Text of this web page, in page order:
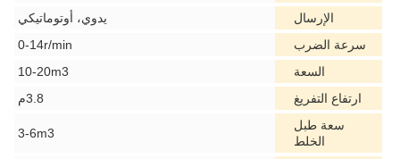
الإرسال
يدوي، أوتوماتيكي
سرعة الضرب
0-14r/min
السعة
10-20m3
ارتفاع التفريغ
3.8م
سعة طبل
الخلط
3-6m3